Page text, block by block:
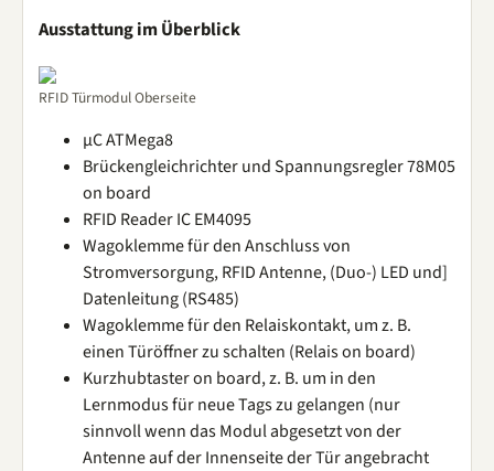
Ausstattung im Überblick
RFID Türmodul Oberseite
µC ATMega8
Brückengleichrichter und Spannungsregler 78M05
on board
RFID Reader IC EM4095
Wagoklemme für den Anschluss von
Stromversorgung, RFID Antenne, (Duo-) LED und]
Datenleitung (RS485)
Wagoklemme für den Relaiskontakt, um z. B.
einen Türöffner zu schalten (Relais on board)
Kurzhubtaster on board, z. B. um in den
Lernmodus für neue Tags zu gelangen (nur
sinnvoll wenn das Modul abgesetzt von der
Antenne auf der Innenseite der Tür angebracht